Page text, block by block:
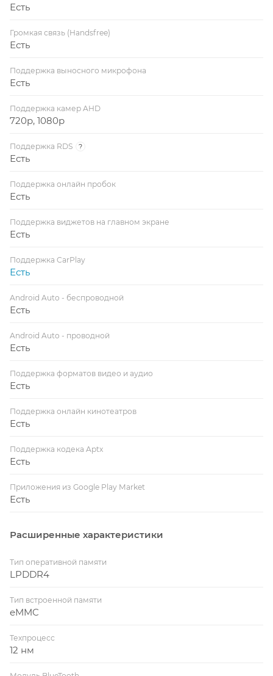
Есть
Громкая связь (Handsfree)
Есть
Поддержка выносного микрофона
Есть
Поддержка камер AHD
720p, 1080p
Поддержка RDS ?
Есть
Поддержка онлайн пробок
Есть
Поддержка виджетов на главном экране
Есть
Поддержка CarPlay
Есть
Android Auto - беспроводной
Есть
Android Auto - проводной
Есть
Поддержка форматов видео и аудио
Есть
Поддержка онлайн кинотеатров
Есть
Поддержка кодека Aptx
Есть
Приложения из Google Play Market
Есть
Расширенные характеристики
Тип оперативной памяти
LPDDR4
Тип встроенной памяти
eMMC
Техпроцесс
12 нм